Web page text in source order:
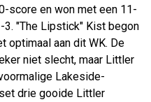
score en won met een 11-
"The Lipstick" Kist begon
optimaal aan dit WK. De
niet slecht, maar Littler
Lakeside-
drie gooide Littler